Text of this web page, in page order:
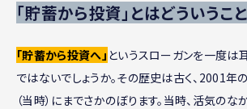
「貯蓄から投資」とはどういうこ
「貯蓄から投資へ」 というスローガンを一度は
ではないでしょうか。その歴史は古く、2001
（当時）にまでさかのぼります。当時、活気のな